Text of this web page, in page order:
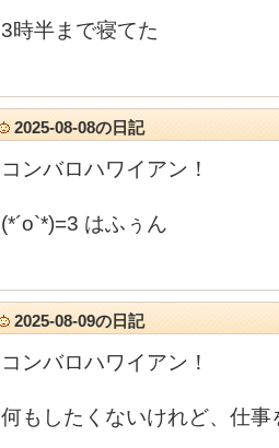
3時半まで寝てた
2025-08-08の日記
コンバロハワイアン！
(*´ο`*)=3 はふぅん
2025-08-09の日記
コンバロハワイアン！
何もしたくないけれど、仕事